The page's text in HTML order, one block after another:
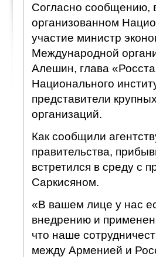
Согласно сообщению,
организованном
участие министр
Международной
Алешин, глава
Национального
представители
организаций.
Как сообщили
правительства,
встретился в среду с
Саркисяном.
«В вашем лице у нас
внедрению и
что наше
между Арменией и